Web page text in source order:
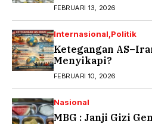
FEBRUARI 13, 2026
Internasional Politik
Ketegangan
Menyikapi?
FEBRUARI 10, 2026
Nasional
MBG : Janji Gizi